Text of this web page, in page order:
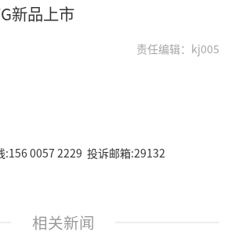
新品上市
责任编辑：kj005
:156 0057 2229 投诉邮箱:29132
相关新闻